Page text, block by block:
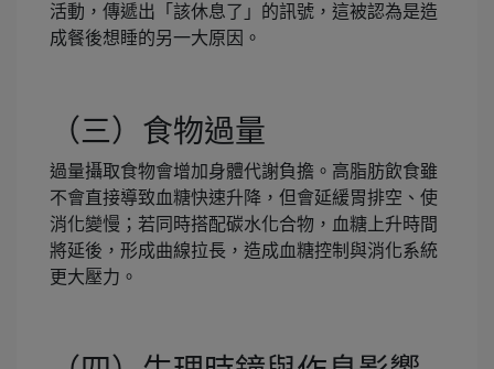
活動，傳遞出「該休息了」的訊號，這被認為是造
成餐後想睡的另一大原因。
（三）食物過量
過量攝取食物會增加身體代謝負擔。高脂肪飲食雖
不會直接導致血糖快速升降，但會延緩胃排空、使
消化變慢；若同時搭配碳水化合物，血糖上升時間
將延後，形成曲線拉長，造成血糖控制與消化系統
更大壓力。